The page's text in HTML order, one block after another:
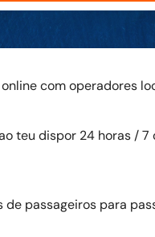
online com operadores
teu dispor 24 horas / 7
de passageiros para